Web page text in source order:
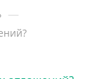
—